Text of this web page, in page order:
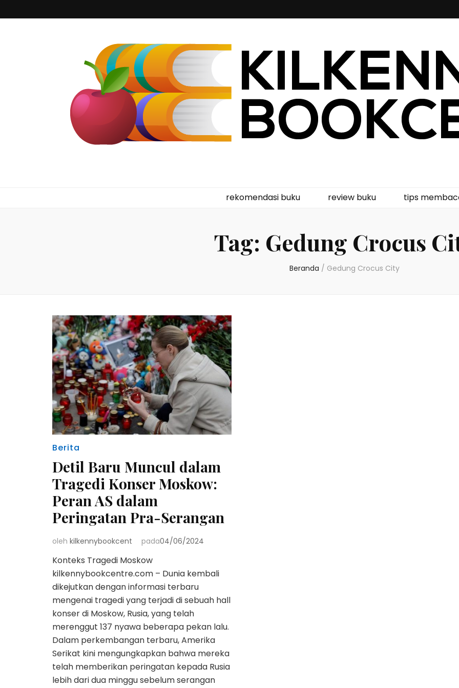
rekomendasi buku review buku tips
Tag: Gedung Crocus
Beranda / Gedung Crocus City
Berita
Detil Baru Muncul dalam
Tragedi Konser Moskow:
Peran AS dalam
Peringatan Pra-Serangan
oleh kilkennybookcent pada04/06/2024
Konteks Tragedi Moskow
kilkennybookcentre.com – Dunia kembali
dikejutkan dengan informasi terbaru
mengenai tragedi yang terjadi di sebuah hall
konser di Moskow, Rusia, yang telah
merenggut 137 nyawa beberapa pekan lalu.
Dalam perkembangan terbaru, Amerika
Serikat kini mengungkapkan bahwa mereka
telah memberikan peringatan kepada Rusia
lebih dari dua minggu sebelum serangan